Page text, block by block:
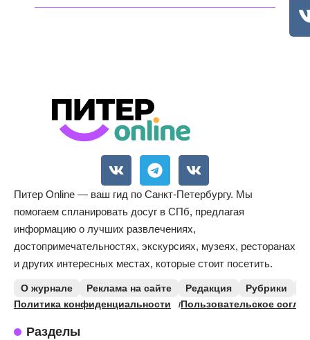
Питер Online — ваш гид по Санкт-Петербургу. Мы
помогаем спланировать досуг в СПб, предлагая
информацию о лучших развлечениях,
достопримечательностях, экскурсиях, музеях, ресторанах
и других интересных местах, которые стоит посетить.
О журнале Реклама на сайте Редакция Рубрики
Политика конфиденциальности
Пользовательское
Разделы